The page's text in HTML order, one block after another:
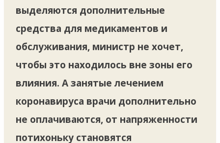
выделяются дополнительные
средства для медикаментов и
обслуживания, министр не хочет,
чтобы это находилось вне зоны его
влияния. А занятые лечением
коронавируса врачи дополнительно
не оплачиваются, от напряженности
потихоньку становятся